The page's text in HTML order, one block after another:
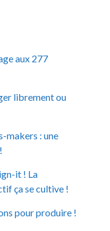
aux 277
librement ou
makers : une
it ! La
ça se cultive !
pour produire !